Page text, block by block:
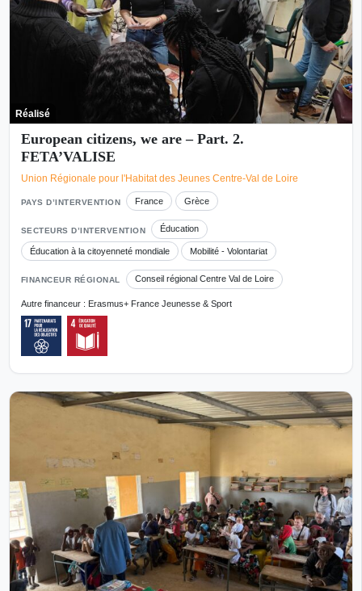
Réalisé
European citizens, we are – Part. 2.
FETA’VALISE
Union Régionale pour l'Habitat des Jeunes Centre-Val de Loire
PAYS D’INTERVENTION France Grèce
SECTEURS D’INTERVENTION Éducation
Éducation à la citoyenneté mondiale Mobilité - Volontariat
FINANCEUR RÉGIONAL Conseil régional Centre Val de Loire
Autre financeur : Erasmus+ France Jeunesse & Sport